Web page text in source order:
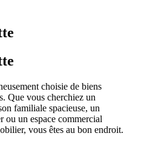
choisie de biens
Que vous cherchiez un
familiale spacieuse, un
ou un espace commercial
vous êtes au bon endroit.